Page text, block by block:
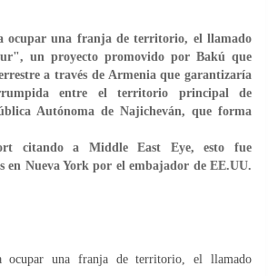
ocupar una franja de territorio, el llamado
un proyecto promovido por Bakú que
a través de Armenia que garantizaría
entre el territorio principal de
Autónoma de Najicheván, que forma
citando a Middle East Eye, esto fue
en Nueva York por el embajador de EE.UU.
ocupar una franja de territorio, el llamado